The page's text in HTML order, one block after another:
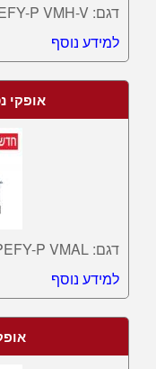
דגם: PEFY-P VMH-V
למידע נוסף
אופקי
דגם: PEFY-P VMAL
למידע נוסף